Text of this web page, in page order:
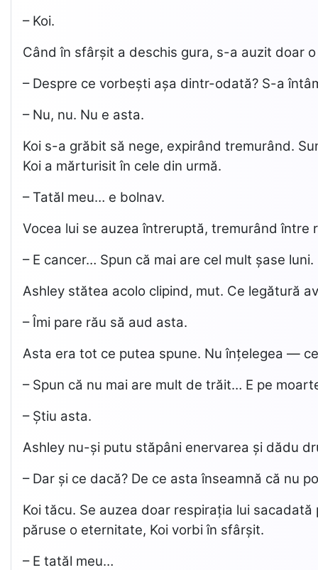
– Koi.
Când în sfârșit a deschis gura, s-a auzit doar
– Despre ce vorbești așa dintr-odată? S-a
– Nu, nu. Nu e asta.
Koi s-a grăbit să nege, expirând tremurând.
Koi a mărturisit în cele din urmă.
– Tatăl meu… e bolnav.
Vocea lui se auzea întreruptă, tremurând între
– E cancer… Spun că mai are cel mult șase
Ashley stătea acolo clipind, mut. Ce legătură
– Îmi pare rău să aud asta.
Asta era tot ce putea spune. Nu înțelegea —
– Spun că nu mai are mult de trăit… E pe
– Știu asta.
Ashley nu-și putu stăpâni enervarea și dădu
– Dar și ce dacă? De ce asta înseamnă că nu
Koi tăcu. Se auzea doar respirația lui
păruse o eternitate, Koi vorbi în sfârșit.
– E tatăl meu…